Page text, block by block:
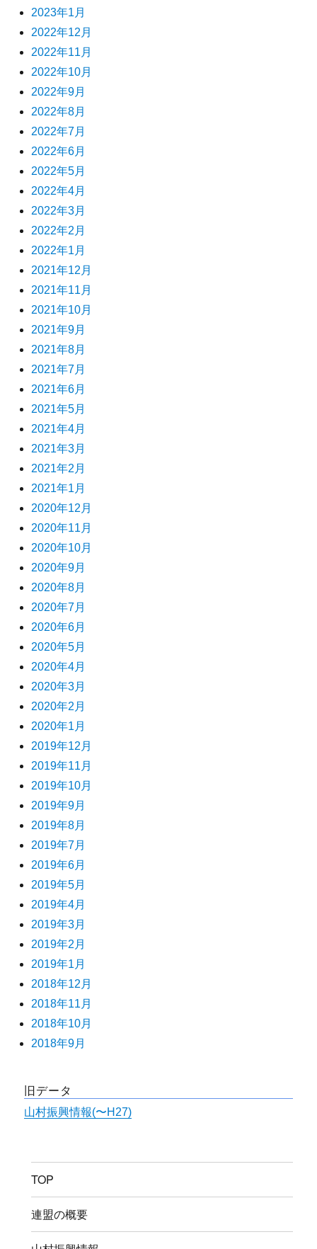
2023年1月
2022年12月
2022年11月
2022年10月
2022年9月
2022年8月
2022年7月
2022年6月
2022年5月
2022年4月
2022年3月
2022年2月
2022年1月
2021年12月
2021年11月
2021年10月
2021年9月
2021年8月
2021年7月
2021年6月
2021年5月
2021年4月
2021年3月
2021年2月
2021年1月
2020年12月
2020年11月
2020年10月
2020年9月
2020年8月
2020年7月
2020年6月
2020年5月
2020年4月
2020年3月
2020年2月
2020年1月
2019年12月
2019年11月
2019年10月
2019年9月
2019年8月
2019年7月
2019年6月
2019年5月
2019年4月
2019年3月
2019年2月
2019年1月
2018年12月
2018年11月
2018年10月
2018年9月
旧データ
山村振興情報(〜H27)
TOP
連盟の概要